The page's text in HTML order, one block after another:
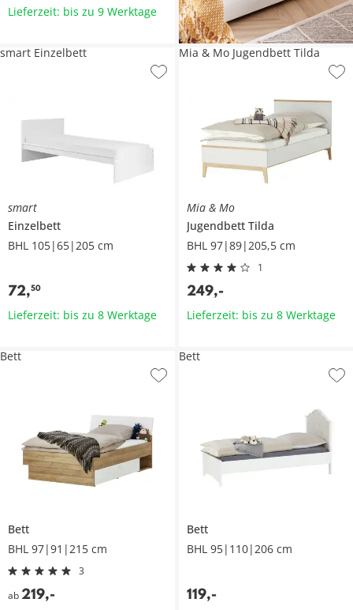
Lieferzeit: bis zu 9 Werktage
smart
Einzelbett
BHL 105|65|205 cm
72,50
smart Einzelbett
Lieferzeit: bis zu 8 Werktage
Mia & Mo
Jugendbett Tilda
BHL 97|89|205,5 cm
1
249,-
Mia & Mo Jugendbett Tilda
Lieferzeit: bis zu 8 Werktage
Bett
BHL 97|91|215 cm
3
ab 219,-
Bett
Bett
BHL 95|110|206 cm
119,-
Bett